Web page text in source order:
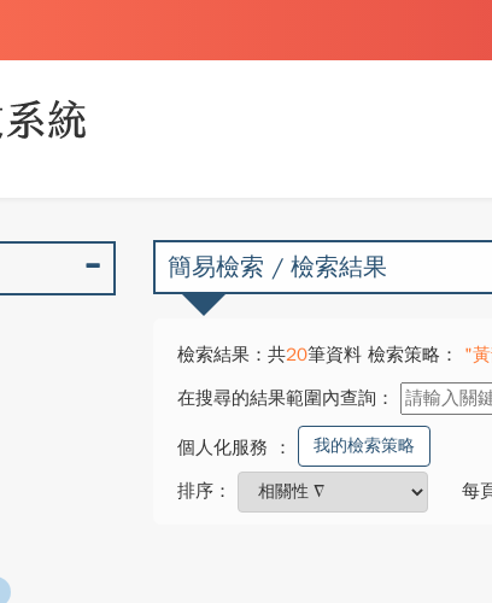
簡易檢索 / 檢索結果
檢索結果：共20筆資料 檢索策略：
"
在搜尋的結果範圍內查詢：
個人化服務 ： 我的檢索策略
排序： 每